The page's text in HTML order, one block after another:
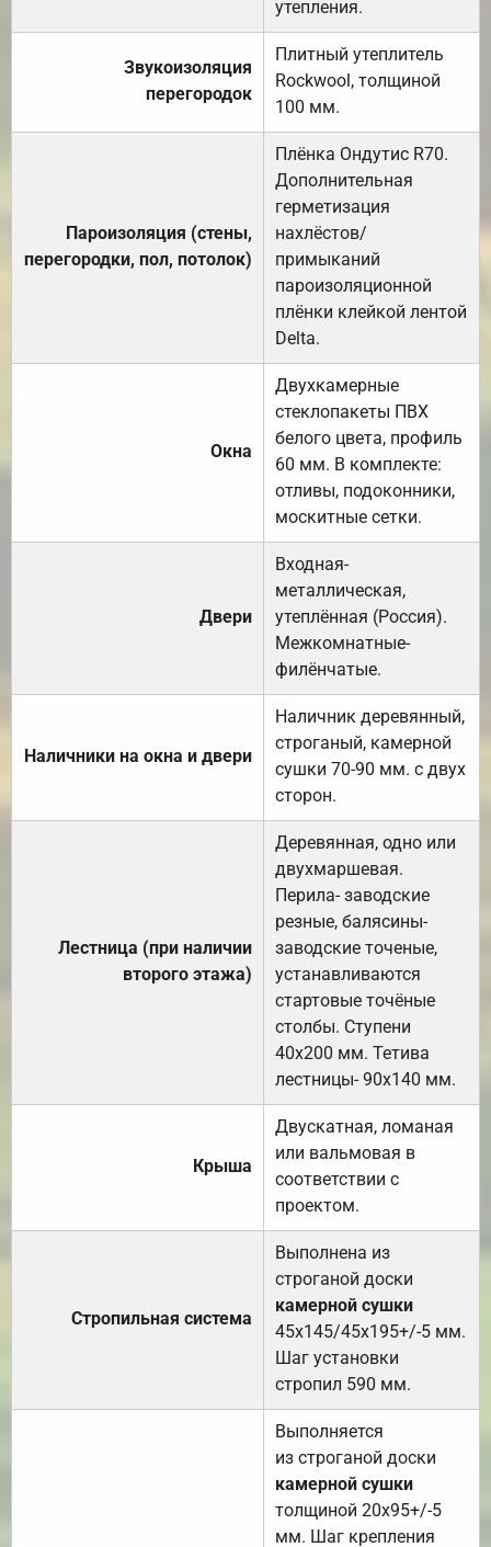
утепления.
Звукоизоляция
перегородок
Плитный утеплитель
Rockwool, толщиной
100 мм.
Пароизоляция (стены,
перегородки, пол, потолок)
Плёнка Ондутис R70.
Дополнительная
герметизация
нахлёстов/
примыканий
пароизоляционной
плёнки клейкой лентой
Delta.
Окна
Двухкамерные
стеклопакеты ПВХ
белого цвета, профиль
60 мм. В комплекте:
отливы, подоконники,
москитные сетки.
Двери
Входная-
металлическая,
утеплённая (Россия).
Межкомнатные-
филёнчатые.
Наличники на окна и двери
Наличник деревянный,
строганый, камерной
сушки 70-90 мм. с двух
сторон.
Лестница (при наличии
второго этажа)
Деревянная, одно или
двухмаршевая.
Перила- заводские
резные, балясины-
заводские точеные,
устанавливаются
стартовые точёные
столбы. Ступени
40х200 мм. Тетива
лестницы- 90х140 мм.
Крыша
Двускатная, ломаная
или вальмовая в
соответствии с
проектом.
Стропильная система
Выполнена из
строганой доски
камерной сушки
45х145/45х195+/-5 мм.
Шаг установки
стропил 590 мм.
Выполняется
из строганой доски
камерной сушки
толщиной 20х95+/-5
мм. Шаг крепления